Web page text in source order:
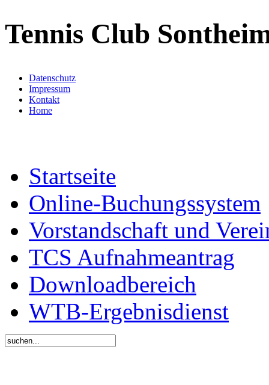
Tennis Club
Datenschutz
Impressum
Kontakt
Home
Startseite
Online-Buchungssystem
Vorstandschaft und
TCS Aufnahmeantrag
Downloadbereich
WTB-Ergebnisdienst